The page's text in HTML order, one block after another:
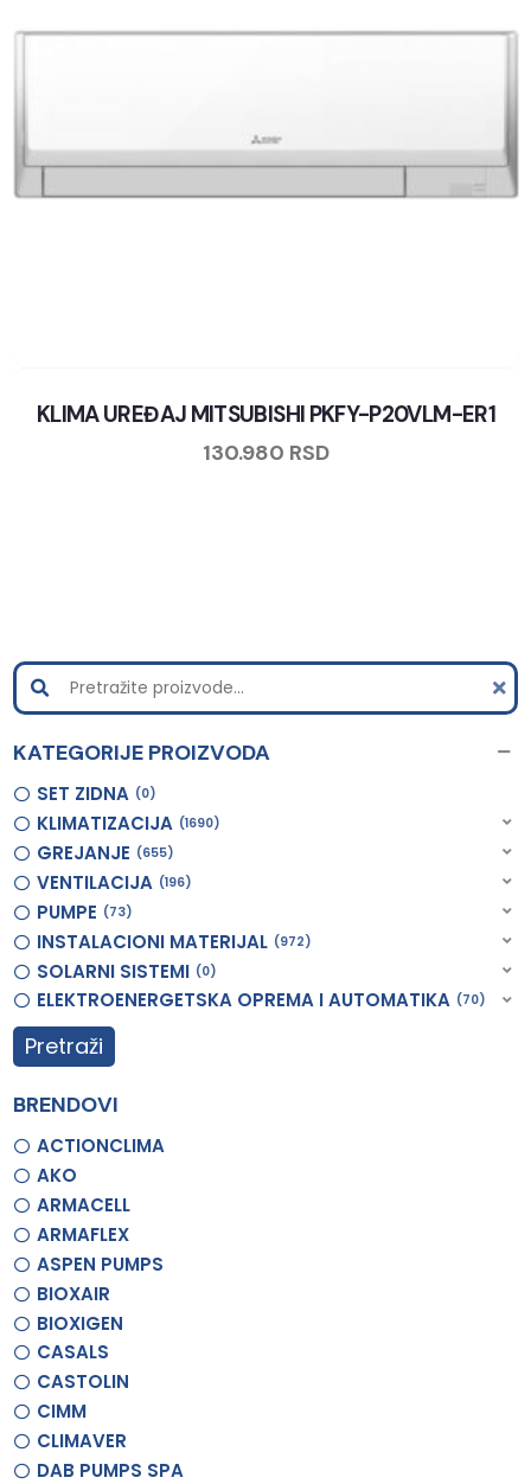
KLIMA UREĐAJ MITSUBISHI PKFY-P20VLM-ER1
130.980 RSD
KATEGORIJE PROIZVODA
SET ZIDNA 0
KLIMATIZACIJA 1690
GREJANJE 655
VENTILACIJA 196
PUMPE 73
INSTALACIONI MATERIJAL 972
SOLARNI SISTEMI 0
ELEKTROENERGETSKA OPREMA I AUTOMATIKA 70
Pretraži
BRENDOVI
ACTIONCLIMA
AKO
ARMACELL
ARMAFLEX
ASPEN PUMPS
BIOXAIR
BIOXIGEN
CASALS
CASTOLIN
CIMM
CLIMAVER
DAB PUMPS SPA